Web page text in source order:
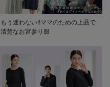
もう迷わない!!ママのための上品で
清楚なお宮参り服